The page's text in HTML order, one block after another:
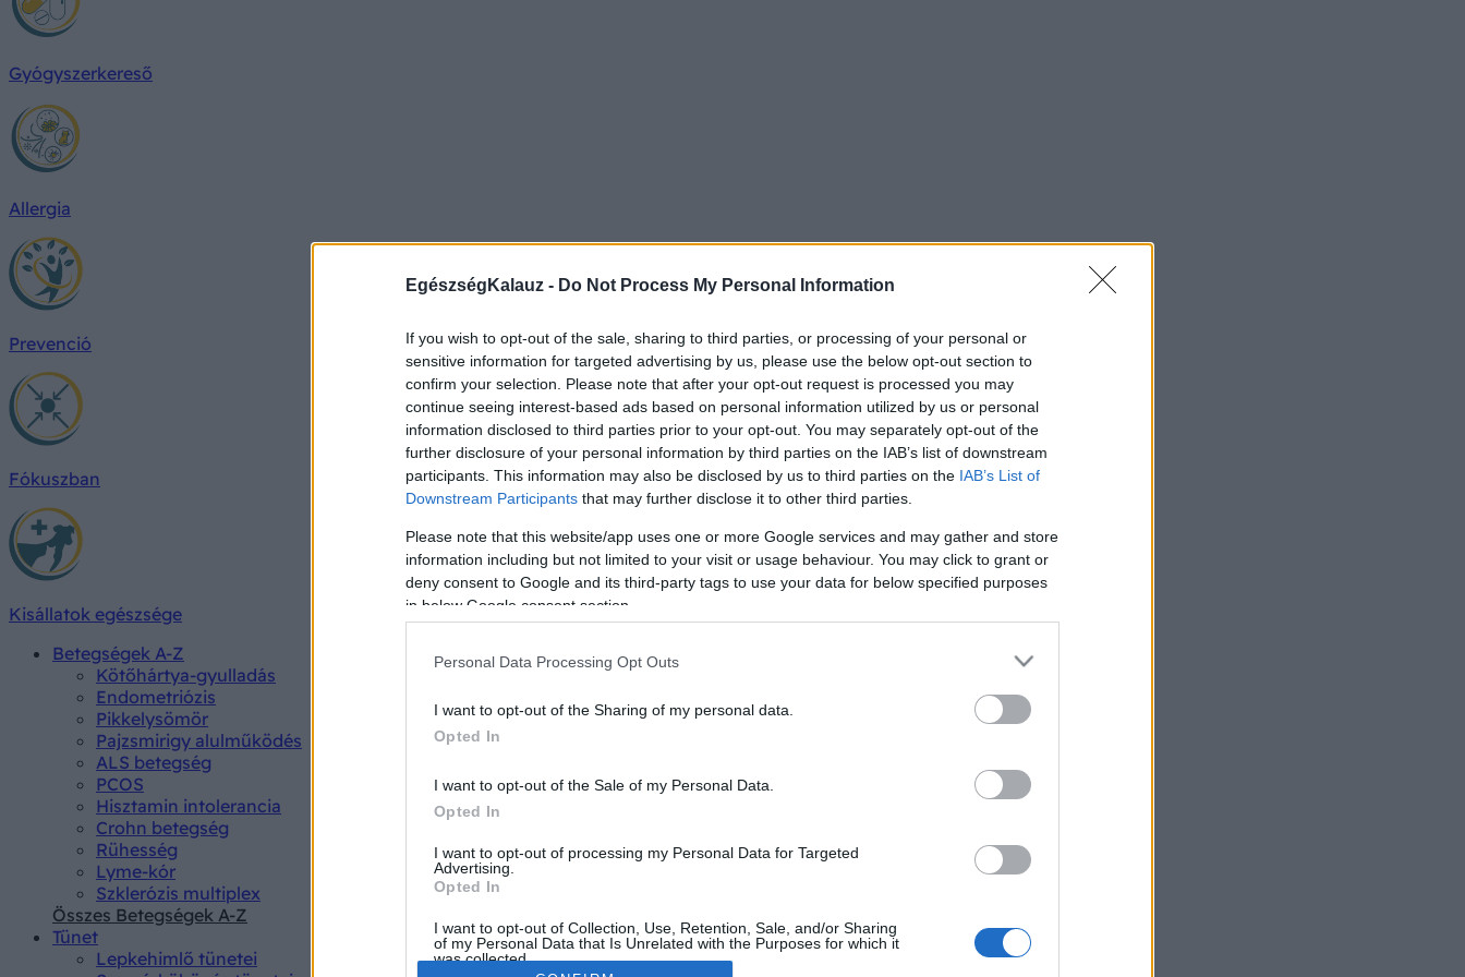
EgészségKalauz - Do Not Process My Personal Information
If you wish to opt-out of the sale, sharing to third parties, or processing of your personal or
sensitive information for targeted advertising by us, please use the below opt-out section to
confirm your selection. Please note that after your opt-out request is processed you may
continue seeing interest-based ads based on personal information utilized by us or personal
information disclosed to third parties prior to your opt-out. You may separately opt-out of the
further disclosure of your personal information by third parties on the IAB’s list of downstream
participants. This information may also be disclosed by us to third parties on the IAB’s List of
Downstream Participants that may further disclose it to other third parties.
Please note that this website/app uses one or more Google services and may gather and store
information including but not limited to your visit or usage behaviour. You may click to grant or
deny consent to Google and its third-party tags to use your data for below specified purposes
in below Google consent section.
Personal Data Processing Opt Outs
I want to opt-out of the Sharing of my personal data.
Opted In
I want to opt-out of the Sale of my Personal Data.
Opted In
I want to opt-out of processing my Personal Data for Targeted
Advertising.
Opted In
I want to opt-out of Collection, Use, Retention, Sale, and/or Sharing
of my Personal Data that Is Unrelated with the Purposes for which it
was collected.
Gyógyszerkereső
Allergia
Prevenció
Fókuszban
Kisállatok egészsége
Betegségek A-Z
Kötőhártya-gyulladás
Endometriózis
Pikkelysömör
Pajzsmirigy alulműködés
ALS betegség
PCOS
Hisztamin intolerancia
Crohn betegség
Rühesség
Lyme-kór
Szklerózis multiplex
Összes Betegségek A-Z
Tünet
Lepkehimlő tünetei